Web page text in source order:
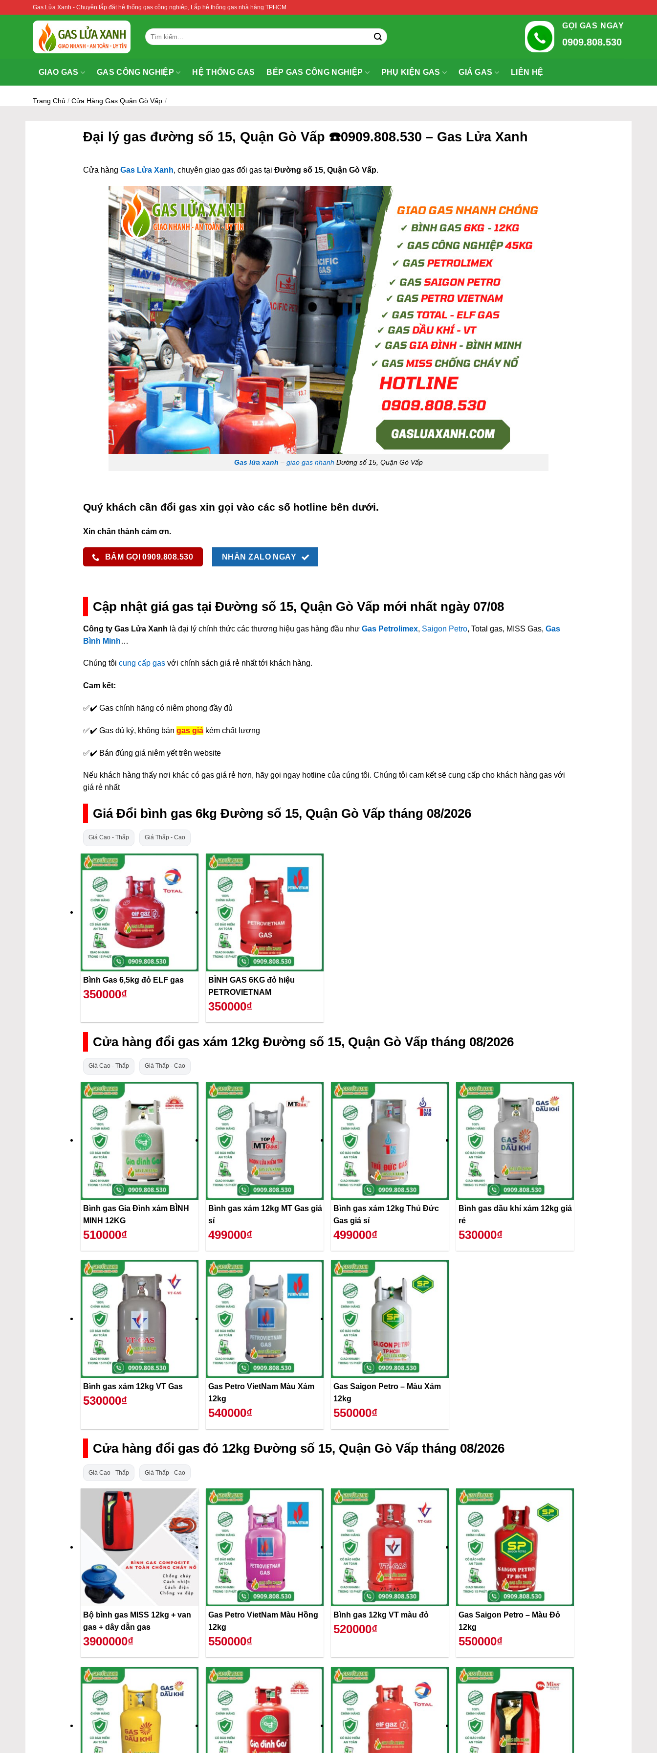
Gas Lửa Xanh - Chuyên lắp đặt hệ thống gas công nghiệp, Lắp hệ thống gas nhà hàng TPHCM
Tìm
kiếm:
GỌI GAS NGAY
0909.808.530
GIAO GAS GAS CÔNG NGHIỆP HỆ THỐNG GAS BẾP GAS CÔNG NGHIỆP PHỤ KIỆN GAS GIÁ GAS LIÊN HỆ
Trang Chủ / Cửa Hàng Gas Quận Gò Vấp /
Đại lý gas đường số 15, Quận Gò Vấp ☎️0909.808.530 – Gas Lửa Xanh
Cửa hàngGas Lửa Xanh, chuyên giao gas đổi gas tạiĐường số 15, Quận Gò Vấp.
Gas lửa xanh – giao gas nhanh Đường số 15, Quận Gò Vấp
Quý khách cần đổi gas xin gọi vào các số hotline bên dưới.
Xin chân thành cảm ơn.
BẤM GỌI 0909.808.530 NHẮN ZALO NGAY
Cập nhật giá gas tại Đường số 15, Quận Gò Vấp mới nhất ngày 07/08
Công ty Gas Lửa Xanh là đại lý chính thức các thương hiệu gas hàng đầu nhưGas Petrolimex, Saigon Petro, Total gas, MISS Gas,Gas
Bình Minh…
Chúng tôicung cấp gas với chính sách giá rẻ nhất tới khách hàng.
Cam kết:
✅✔️ Gas chính hãng có niêm phong đầy đủ
✅✔️ Gas đủ ký, không bángas giả kém chất lượng
✅✔️ Bán đúng giá niêm yết trên website
Nếu khách hàng thấy nơi khác có gas giá rẻ hơn, hãy gọi ngay hotline của cúng tôi. Chúng tôi cam kết sẽ cung cấp cho khách hàng gas với
giá rẻ nhất
Giá Đổi bình gas 6kg Đường số 15, Quận Gò Vấp tháng 08/2026
Giá Cao - Thấp Giá Thấp - Cao
Bình Gas 6,5kg đỏ ELF gas
350000₫
BÌNH GAS 6KG đỏ hiệu
PETROVIETNAM
350000₫
Cửa hàng đổi gas xám 12kg Đường số 15, Quận Gò Vấp tháng 08/2026
Giá Cao - Thấp Giá Thấp - Cao
Bình gas Gia Đình xám BÌNH
MINH 12KG
510000₫
Bình gas xám 12kg MT Gas giá
sỉ
499000₫
Bình gas xám 12kg Thủ Đức
Gas giá sỉ
499000₫
Bình gas dầu khí xám 12kg giá
rẻ
530000₫
Bình gas xám 12kg VT Gas
530000₫
Gas Petro VietNam Màu Xám
12kg
540000₫
Gas Saigon Petro – Màu Xám
12kg
550000₫
Cửa hàng đổi gas đỏ 12kg Đường số 15, Quận Gò Vấp tháng 08/2026
Giá Cao - Thấp Giá Thấp - Cao
Bộ bình gas MISS 12kg + van
gas + dây dẫn gas
3900000₫
Gas Petro VietNam Màu Hồng
12kg
550000₫
Bình gas 12kg VT màu đỏ
520000₫
Gas Saigon Petro – Màu Đỏ
12kg
550000₫